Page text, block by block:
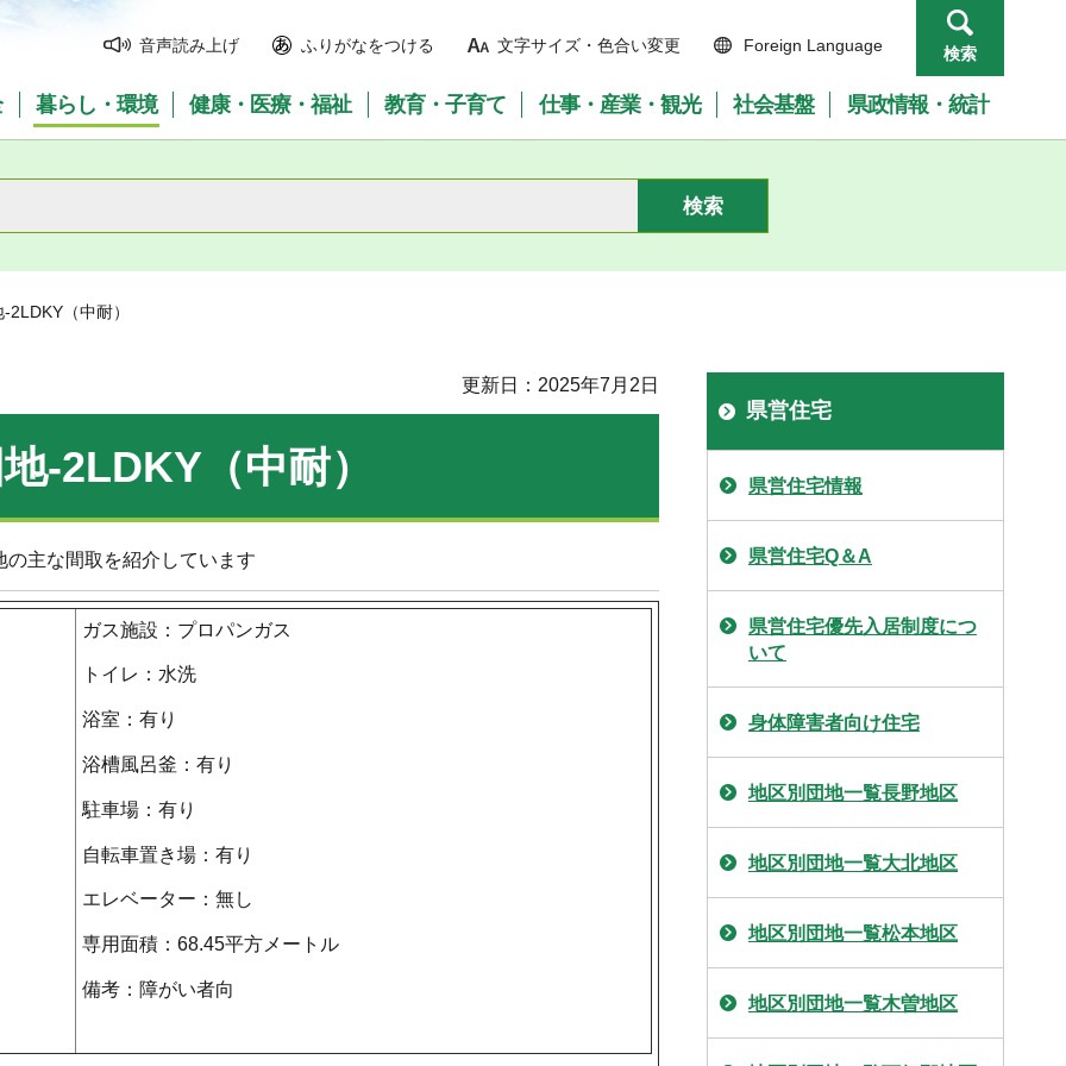
音声読み上げ ふりがなをつける 文字サイズ・色合い変更 Foreign Language 検索
暮らし・環境 健康・医療・福祉 教育・子育て 仕事・産業・観光 社会基盤 県政情報・統計
（中耐）
更新日：2025年7月2日
-2LDKY（中耐）
の主な間取を紹介しています
ガス施設：プロパンガス
トイレ：水洗
浴室：有り
浴槽風呂釜：有り
駐車場：有り
自転車置き場：有り
エレベーター：無し
専用面積：68.45平方メートル
備考：障がい者向
県営住宅
県営住宅情報
県営住宅Q＆A
県営住宅優先入居制度につ
いて
身体障害者向け住宅
地区別団地一覧長野地区
地区別団地一覧大北地区
地区別団地一覧松本地区
地区別団地一覧木曽地区